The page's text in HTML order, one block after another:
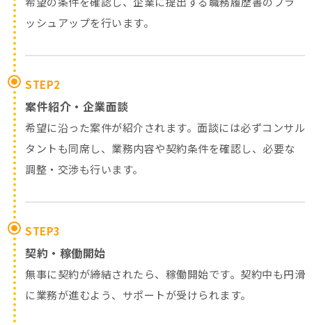
ッシュアップを行います。
STEP2
案件紹介・企業面談
希望に沿った案件が紹介されます。面談には必ずコンサル
タントも同席し、業務内容や契約条件を確認し、必要な
調整・交渉も行います。
STEP3
契約・稼働開始
無事に契約が締結されたら、稼働開始です。契約中も円滑
に業務が進むよう、サポートが受けられます。